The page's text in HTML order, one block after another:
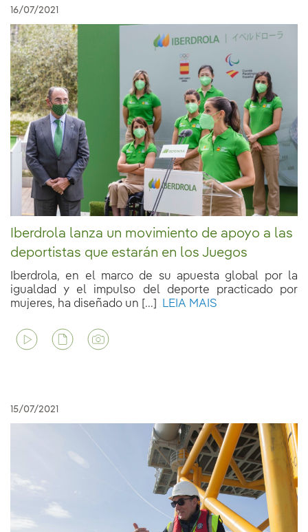
16/07/2021
Iberdrola lanza un movimiento de apoyo a las
deportistas que estarán en los Juegos
Iberdrola, en el marco de su apuesta global por la
igualdad y el impulso del deporte practicado por
mujeres, ha diseñado un [...]
LEIA MAIS
15/07/2021